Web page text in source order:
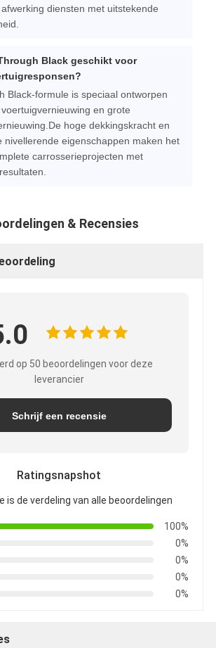
diensten met uitstekende
Through Black geschikt voor
Black-formule is speciaal ontworpen
en grote
hoge dekkingskracht en
nivellerende eigenschappen maken het
carrosserieprojecten met
& Recensies
op 50 beoordelingen voor deze
leverancier
Schrijf een recensie
Ratingsnapshot
is de verdeling van alle beoordelingen
100%
0%
0%
0%
0%